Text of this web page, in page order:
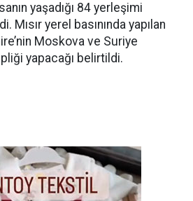
yaşadığı 84 yerleşimi
Mısır yerel basınında yapılan
Moskova ve Suriye
yapacağı belirtildi.